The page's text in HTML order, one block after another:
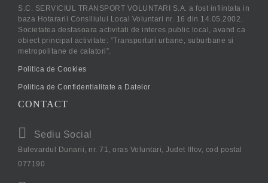
S.C. SERVICIUL TRANSPORT VOLUNTARI S.A. a fost infiintata in
baza Hotararii Consiliului Local Voluntari nr. 16 din 14.05.2002.
Societatea desfasoara activitati de interes public local, avand ca
obiect principal activitate: ”Transporturi urbane, suburbane si
metropolitane de calatori”.
Politica de Cookies
Politica de Confidentialitate a Datelor
CONTACT
Sediu Social
Bulevardul Dunarii, nr. 71, oras Voluntari, Judet Ilfov, cod postal
077190